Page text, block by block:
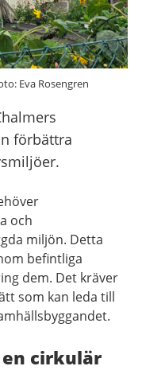
Eva Rosengren
förbättra
och
miljön. Detta
befintliga
dem. Det kräver
som kan leda till
cirkulär